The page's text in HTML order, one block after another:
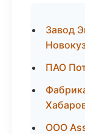
Завод
ПАО
ООО